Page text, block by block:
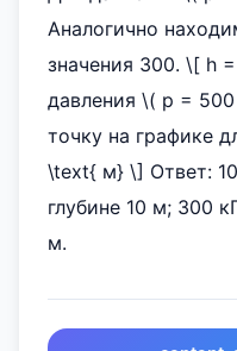
Аналогично
значения 300. \[ h
давления \( p =
точку на графике
\text{ м} \] Ответ:
глубине 10 м; 300
м.